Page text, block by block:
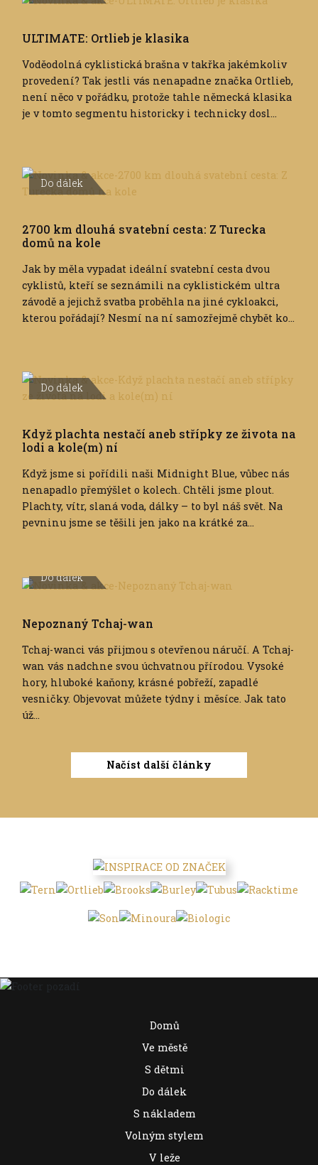
ULTIMATE: Ortlieb je klasika
Voděodolná cyklistická brašna v takřka jakémkoliv
provedení? Tak jestli vás nenapadne značka Ortlieb,
není něco v pořádku, protože tahle německá klasika
je v tomto segmentu historicky i technicky dosl...
Do dálek
2700 km dlouhá svatební cesta: Z Turecka
domů na kole
Jak by měla vypadat ideální svatební cesta dvou
cyklistů, kteří se seznámili na cyklistickém ultra
závodě a jejichž svatba proběhla na jiné cykloakci,
kterou pořádají? Nesmí na ní samozřejmě chybět ko...
Do dálek
Když plachta nestačí aneb střípky ze života na
lodi a kole(m) ní
Když jsme si pořídili naši Midnight Blue, vůbec nás
nenapadlo přemýšlet o kolech. Chtěli jsme plout.
Plachty, vítr, slaná voda, dálky – to byl náš svět. Na
pevninu jsme se těšili jen jako na krátké za...
Do dálek
Nepoznaný Tchaj-wan
Tchaj-wanci vás přijmou s otevřenou náručí. A Tchaj-
wan vás nadchne svou úchvatnou přírodou. Vysoké
hory, hluboké kaňony, krásné pobřeží, zapadlé
vesničky. Objevovat můžete týdny i měsíce. Jak tato
úž...
Načíst další články
Domů
Ve městě
S dětmi
Do dálek
S nákladem
Volným stylem
V leže